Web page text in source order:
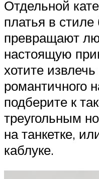
Отдельной
платья в
превращают
настоящую
хотите
романтичного
подберите к
треугольным
на танкетке,
каблуке.